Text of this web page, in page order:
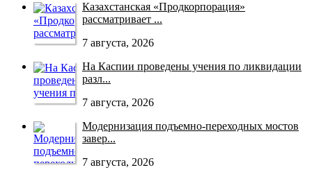
Казахстанская «Продкорпорация»
рассматривает ...
7 августа, 2026
На Каспии проведены учения по ликвидации
разл...
7 августа, 2026
Модернизация подъемно-переходных мостов
завер...
7 августа, 2026